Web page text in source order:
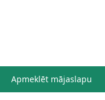
Apmeklēt mājaslapu